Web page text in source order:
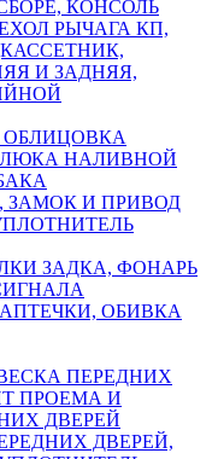
КОНСОЛЬ
РЫЧАГА КП,
И ЗАДНЯЯ,
ОБЛИЦОВКА
НАЛИВНОЙ
И ПРИВОД
ЗАДКА, ФОНАРЬ
ОБИВКА
ПЕРЕДНИХ
ПРОЕМА И
ДВЕРЕЙ
ДВЕРЕЙ,